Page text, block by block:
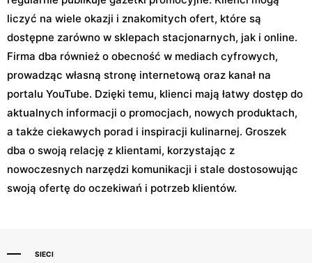
liczyć na wiele okazji i znakomitych ofert, które są
dostępne zarówno w sklepach stacjonarnych, jak i online.
Firma dba również o obecność w mediach cyfrowych,
prowadząc własną stronę internetową oraz kanał na
portalu YouTube. Dzięki temu, klienci mają łatwy dostęp do
aktualnych informacji o promocjach, nowych produktach,
a także ciekawych porad i inspiracji kulinarnej. Groszek
dba o swoją relację z klientami, korzystając z
nowoczesnych narzędzi komunikacji i stale dostosowując
swoją ofertę do oczekiwań i potrzeb klientów.
SIECI